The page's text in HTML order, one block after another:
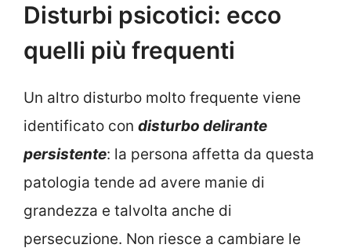
Disturbi psicotici: ecco
quelli più frequenti
Un altro disturbo molto frequente viene
identificato con disturbo delirante
persistente: la persona affetta da questa
patologia tende ad avere manie di
grandezza e talvolta anche di
persecuzione. Non riesce a cambiare le